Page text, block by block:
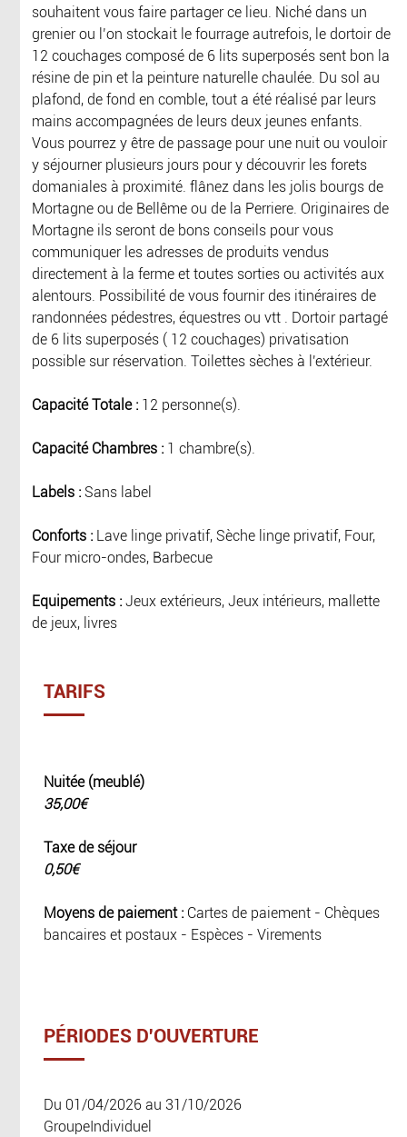
souhaitent vous faire partager ce lieu. Niché dans un
grenier ou l’on stockait le fourrage autrefois, le dortoir de
12 couchages composé de 6 lits superposés sent bon la
résine de pin et la peinture naturelle chaulée. Du sol au
plafond, de fond en comble, tout a été réalisé par leurs
mains accompagnées de leurs deux jeunes enfants.
Vous pourrez y être de passage pour une nuit ou vouloir
y séjourner plusieurs jours pour y découvrir les forets
domaniales à proximité. flânez dans les jolis bourgs de
Mortagne ou de Bellême ou de la Perriere. Originaires de
Mortagne ils seront de bons conseils pour vous
communiquer les adresses de produits vendus
directement à la ferme et toutes sorties ou activités aux
alentours. Possibilité de vous fournir des itinéraires de
randonnées pédestres, équestres ou vtt . Dortoir partagé
de 6 lits superposés ( 12 couchages) privatisation
possible sur réservation. Toilettes sèches à l'extérieur.
Capacité Totale : 12 personne(s).
Capacité Chambres : 1 chambre(s).
Labels :Sans label
Conforts : Lave linge privatif, Sèche linge privatif, Four,
Four micro-ondes, Barbecue
Equipements :Jeux extérieurs, Jeux intérieurs, mallette
de jeux, livres
TARIFS
Nuitée (meublé)
35,00€
Taxe de séjour
0,50€
Moyens de paiement : Cartes de paiement - Chèques
bancaires et postaux - Espèces - Virements
PÉRIODES D'OUVERTURE
Du 01/04/2026 au 31/10/2026
GroupeIndividuel